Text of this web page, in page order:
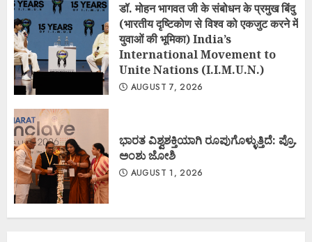
डॉ. मोहन भागवत जी के संबोधन के प्रमुख बिंदु
(भारतीय दृष्टिकोण से विश्व को एकजुट करने में
युवाओं की भूमिका) India’s
International Movement to
Unite Nations (I.I.M.U.N.)
AUGUST 7, 2026
ಭಾರತ ವಿಶ್ವಶಕ್ತಿಯಾಗಿ ರೂಪುಗೊಳ್ಳುತ್ತಿದೆ: ಪ್ರೊ.
ಅಂಶು ಜೋಶಿ
AUGUST 1, 2026